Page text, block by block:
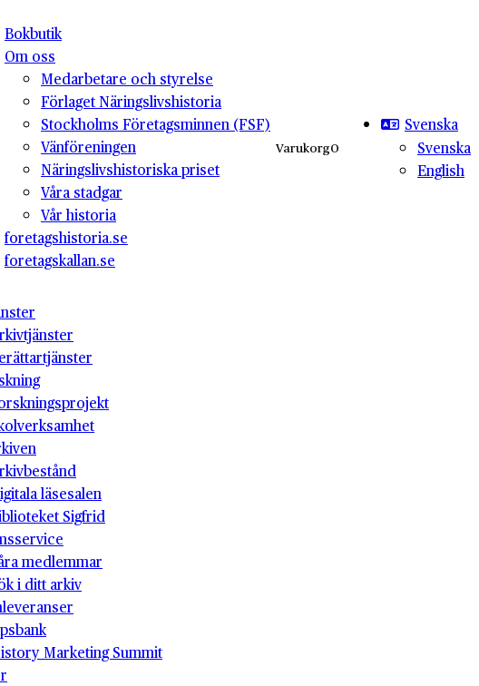
Bokbutik
Om oss
Medarbetare och styrelse
Förlaget Näringslivshistoria
Stockholms Företagsminnen (FSF)
Vänföreningen
Näringslivshistoriska priset
Våra stadgar
Vår historia
foretagshistoria.se
foretagskallan.se
Varukorg0
Svenska
Svenska
English
läsesalen
Sigfrid
medlemmar
i ditt arkiv
Marketing Summit